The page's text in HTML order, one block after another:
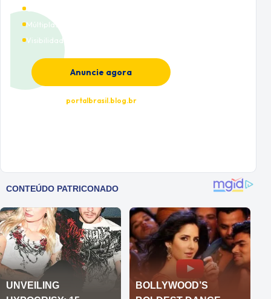
Múltiplas categorias
Visibilidade premium
Anuncie agora
portalbrasil.blog.br